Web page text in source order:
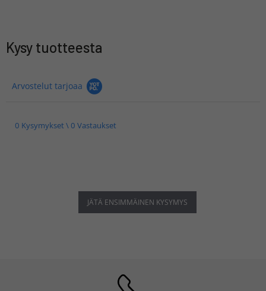
Kysy tuotteesta
Arvostelut tarjoaa
0 Kysymykset \ 0 Vastaukset
JÄTÄ ENSIMMÄINEN KYSYMYS